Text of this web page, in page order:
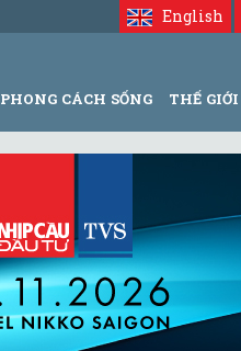
English
PHONG CÁCH SỐNG THẾ GIỚI